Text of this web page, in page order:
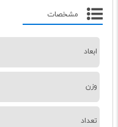
مشخصات
ابعاد
وزن
تعداد